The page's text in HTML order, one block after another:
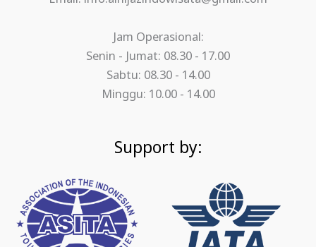
Jam Operasional:
Senin - Jumat: 08.30 - 17.00
Sabtu: 08.30 - 14.00
Minggu: 10.00 - 14.00
Support by: